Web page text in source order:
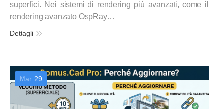
superfici. Nei sistemi di rendering più avanzati, come il
rendering avanzato OspRay…
Dettagli
Mar 29